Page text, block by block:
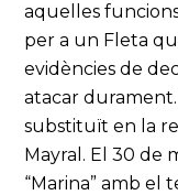
aquelles
per a un Fleta
evidències de
atacar
substituït en la
Mayral. El 30 de
“Marina” amb el